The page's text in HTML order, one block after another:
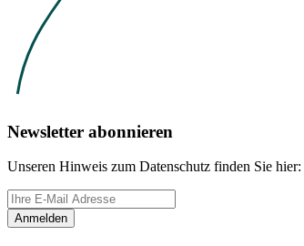
Newsletter abonnieren
Unseren Hinweis zum Datenschutz finden Sie hier:
Anmelden